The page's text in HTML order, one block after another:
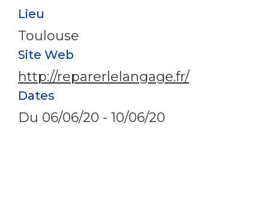
Lieu
Toulouse
Site Web
http://reparerlelangage.fr/
Dates
Du 06/06/20 - 10/06/20